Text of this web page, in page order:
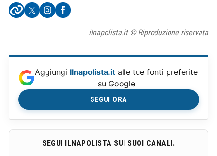
ilnapolista.it © Riproduzione riservata
Aggiungi Ilnapolista.it alle tue fonti preferite
su Google
SEGUI ORA
SEGUI ILNAPOLISTA SUI SUOI CANALI: